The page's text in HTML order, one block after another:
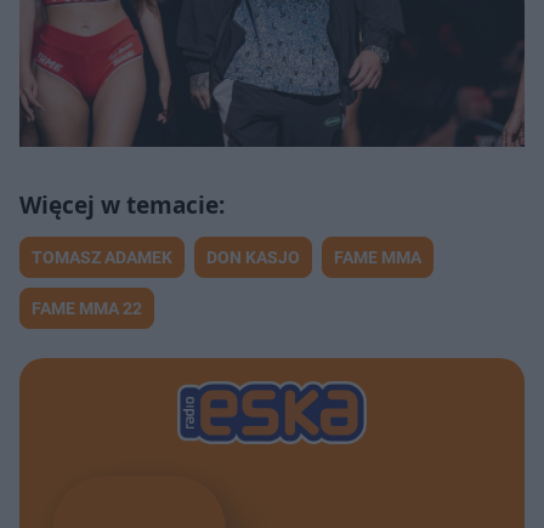
TOMASZ ADAMEK DON KASJO FAME MMA
FAME MMA 22